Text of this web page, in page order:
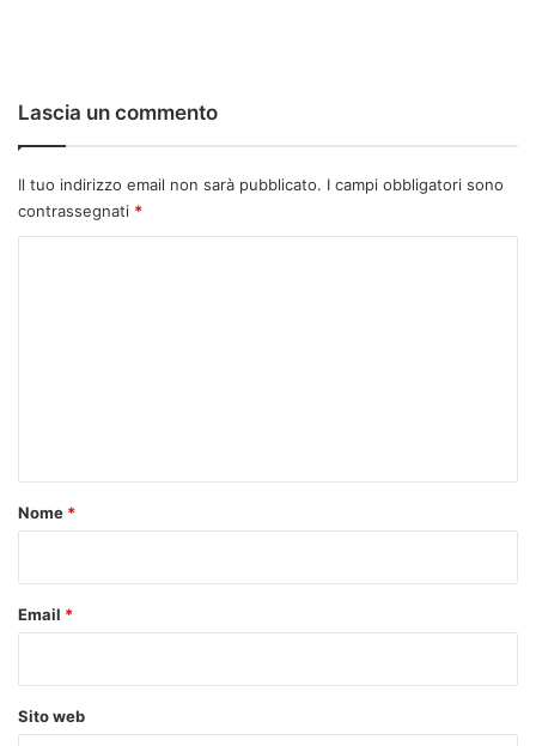
Lascia un commento
Il tuo indirizzo email non sarà pubblicato. I campi obbligatori sono
contrassegnati *
o
Nome *
Email *
Sito web